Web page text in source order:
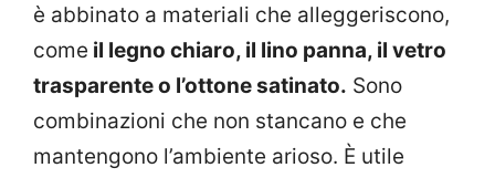
è abbinato a materiali che alleggeriscono,
come il legno chiaro, il lino panna, il vetro
trasparente o l’ottone satinato. Sono
combinazioni che non stancano e che
mantengono l’ambiente arioso. È utile